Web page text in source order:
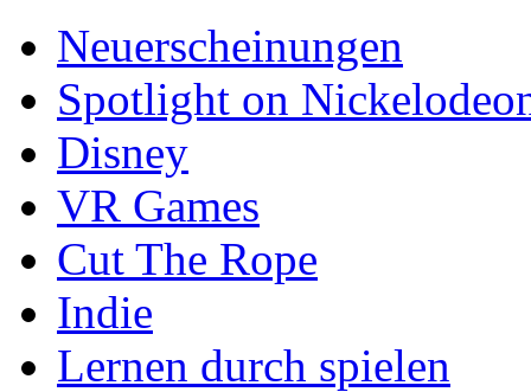
Neuerscheinungen
Spotlight on
Disney
VR Games
Cut The Rope
Indie
Lernen durch spielen